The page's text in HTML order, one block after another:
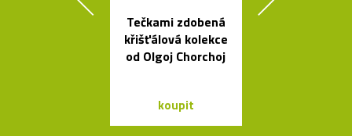
Tečkami zdobená
křišťálová kolekce
od Olgoj Chorchoj
koupit